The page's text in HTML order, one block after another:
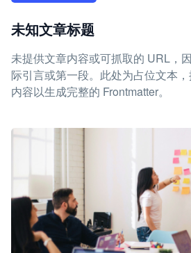
未知文章标题
未提供文章内容或可抓取的 URL，
际引言或第一段。此处为占位文本
内容以生成完整的 Frontmatter。